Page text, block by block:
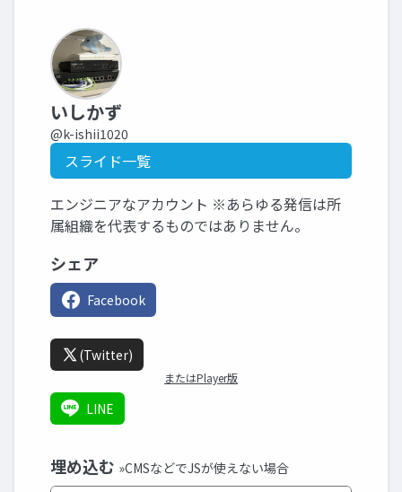
いしかず
@k-ishii1020
スライド一覧
エンジニアなアカウント ※あらゆる発信は所
属組織を代表するものではありません。
シェア
Facebook
(Twitter)
またはPlayer版
LINE
埋め込む »CMSなどでJSが使えない場合